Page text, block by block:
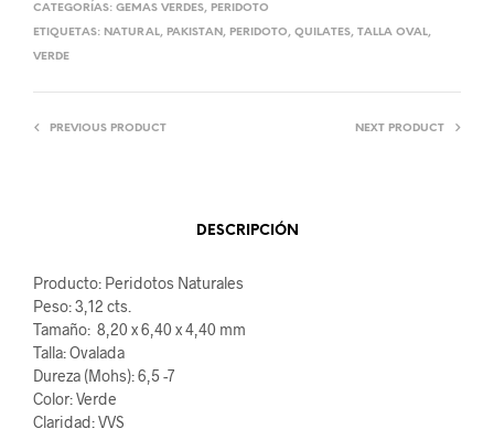
CATEGORÍAS: GEMAS VERDES, PERIDOTO
ETIQUETAS: NATURAL, PAKISTAN , PERIDOTO, QUILATES, TALLA OVAL,
VERDE
PREVIOUS PRODUCT NEXT PRODUCT
DESCRIPCIÓN
Producto: Peridotos Naturales
Peso: 3,12 cts.
Tamaño: 8,20 x 6,40 x 4,40 mm
Talla: Ovalada
Dureza (Mohs): 6,5 -7
Color: Verde
Claridad: VVS